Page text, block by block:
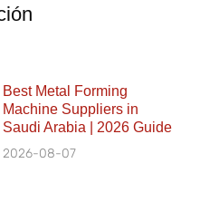
Best Metal Forming
Machine Suppliers in
Saudi Arabia | 2026 Guide
2026-08-07